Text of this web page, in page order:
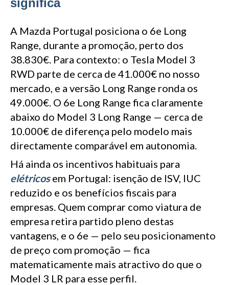
A Mazda Portugal posiciona o 6e Long
Range, durante a promoção, perto dos
38.830€. Para contexto: o Tesla Model 3
RWD parte de cerca de 41.000€ no nosso
mercado, e a versão Long Range ronda os
49.000€. O 6e Long Range fica claramente
abaixo do Model 3 Long Range — cerca de
10.000€ de diferença pelo modelo mais
directamente comparável em autonomia.
Há ainda os incentivos habituais para
elétricosem Portugal: isenção de ISV, IUC
reduzido e os benefícios fiscais para
empresas. Quem comprar como viatura de
empresa retira partido pleno destas
vantagens, e o 6e — pelo seu posicionamento
de preço com promoção — fica
matematicamente mais atractivo do que o
Model 3 LR para esse perfil.